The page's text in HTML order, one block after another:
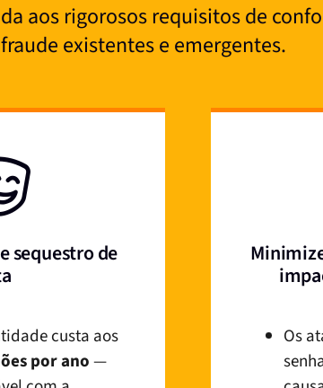
aos rigorosos requisitos de
existentes e emergentes.
sequestro de
custa aos
por ano—
Os